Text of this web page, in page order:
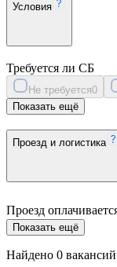
Условия
Требуется ли СБ
Не требуется0
Показать ещё
Проезд и логистика
Проезд
Показать ещё
Найдено 0 вакансий